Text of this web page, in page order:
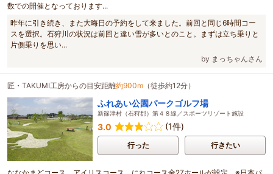
数での開催となっております...
昨年に引き続き、また大晦日の予約をして来ました。前回と同じ6時間コー
スを選択。石狩川の状況は前回と違い雪が多いとのこと。まずは立ち乗りと
片側乗りを思い...
by まっちゃんさん
匠・TAKUMI工房からの目安距離約900m （徒歩約12分）
ふれあい公園パークゴルフ場
新篠津村（石狩郡）第４８線／スポーツリゾート施設
3.0 (1件)
行った 行きたい